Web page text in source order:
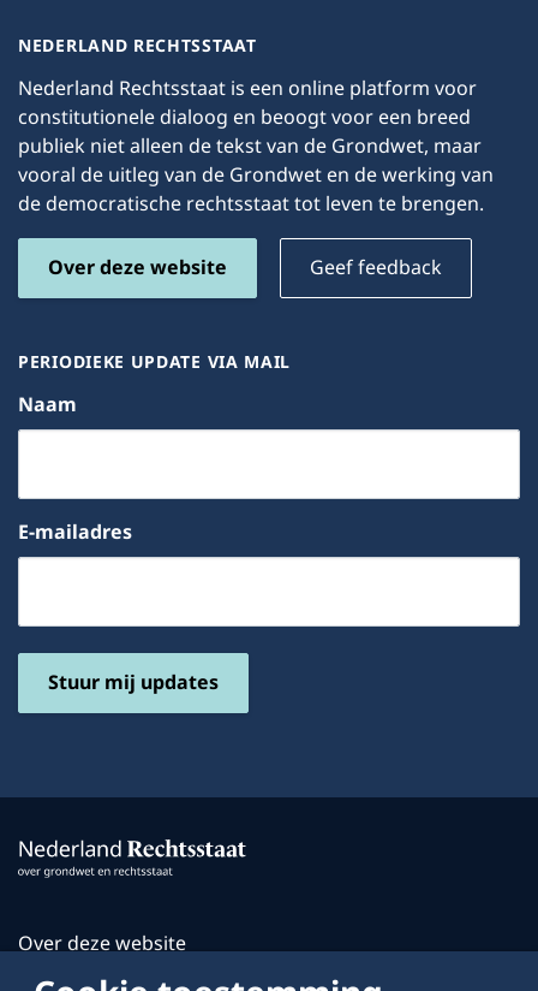
NEDERLAND RECHTSSTAAT
Nederland Rechtsstaat is een online platform voor
constitutionele dialoog en beoogt voor een breed
publiek niet alleen de tekst van de Grondwet, maar
vooral de uitleg van de Grondwet en de werking van
de democratische rechtsstaat tot leven te brengen.
Over deze website Geef feedback
PERIODIEKE UPDATE VIA MAIL
Naam
E-mailadres
Stuur mij updates
Over deze website